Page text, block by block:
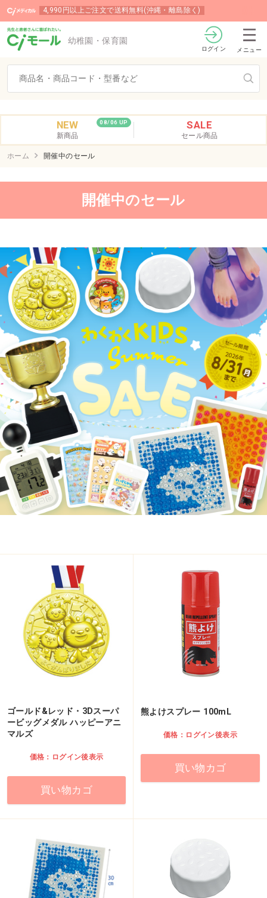
4,990円以上ご注文で送料無料(沖縄・離島除く)
幼稚園・保育園
ログイン メニュー
08/06 UP
NEW
新商品
SALE
セール商品
ホーム 開催中のセール
開催中のセール
ゴールド&レッド・3Dスーパ
ービッグメダル ハッピーアニ
マルズ
価格：ログイン後表示
買い物カゴ
熊よけスプレー 100mL
価格：ログイン後表示
買い物カゴ